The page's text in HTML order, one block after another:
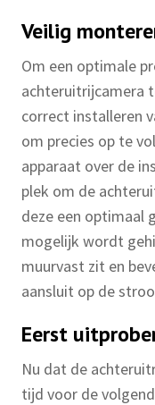
Veilig
Om een optimale
achteruitrijcamera
correct installeren
om precies op te
apparaat over de
plek om de
deze een optimaal
mogelijk wordt
muurvast zit en
aansluit op de
Eerst
Nu dat de
tijd voor de